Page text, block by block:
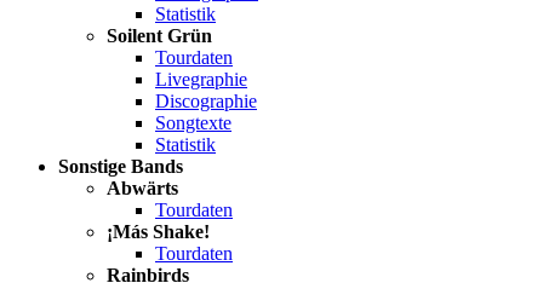
Statistik
Soilent Grün
Tourdaten
Livegraphie
Discographie
Songtexte
Statistik
Sonstige Bands
Abwärts
Tourdaten
¡Más Shake!
Tourdaten
Rainbirds